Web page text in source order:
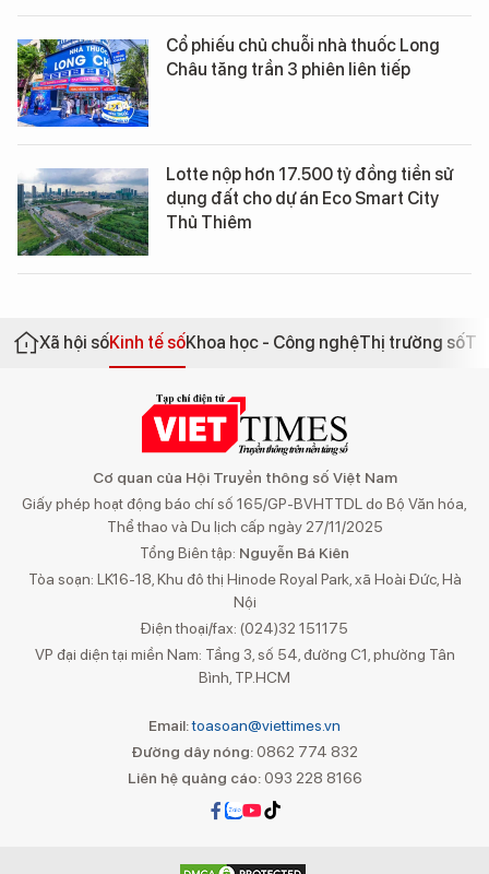
Cổ phiếu chủ chuỗi nhà thuốc Long
Châu tăng trần 3 phiên liên tiếp
Lotte nộp hơn 17.500 tỷ đồng tiền sử
dụng đất cho dự án Eco Smart City
Thủ Thiêm
Xã hội sốKinh tế sốKhoa học - Công nghệThị trường số
Cơ quan của Hội Truyền thông số Việt Nam
Giấy phép hoạt động báo chí số 165/GP-BVHTTDL do Bộ Văn hóa,
Thể thao và Du lịch cấp ngày 27/11/2025
Tổng Biên tập: Nguyễn Bá Kiên
Tòa soạn: LK16-18, Khu đô thị Hinode Royal Park, xã Hoài Đức, Hà
Nội
Điện thoại/fax: (024)32 151175
VP đại diện tại miền Nam: Tầng 3, số 54, đường C1, phường Tân
Bình, TP.HCM
Email:toasoan@viettimes.vn
Đường dây nóng: 0862 774 832
Liên hệ quảng cáo:093 228 8166